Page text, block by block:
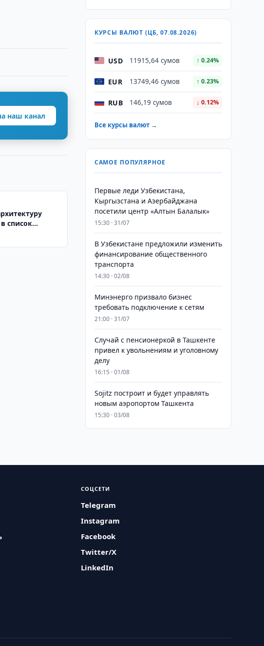
наш канал
список
КУРСЫ ВАЛЮТ (ЦБ, 07.08.2026)
USD 11915,64 сумов ↑ 0.24%
EUR 13749,46 сумов ↑ 0.23%
RUB 146,19 сумов ↓ 0.12%
Все курсы валют →
САМОЕ ПОПУЛЯРНОЕ
Первые леди Узбекистана,
Кыргызстана и Азербайджана
посетили центр «Алтын Балалык»
15:30 · 31/07
В Узбекистане предложили изменить
финансирование общественного
транспорта
14:30 · 02/08
Минэнерго призвало бизнес
требовать подключение к сетям
21:00 · 31/07
Случай с пенсионеркой в Ташкенте
привел к увольнениям и уголовному
делу
16:15 · 01/08
Sojitz построит и будет управлять
новым аэропортом Ташкента
15:30 · 03/08
СОЦСЕТИ
Telegram
Instagram
Facebook
Twitter/X
LinkedIn